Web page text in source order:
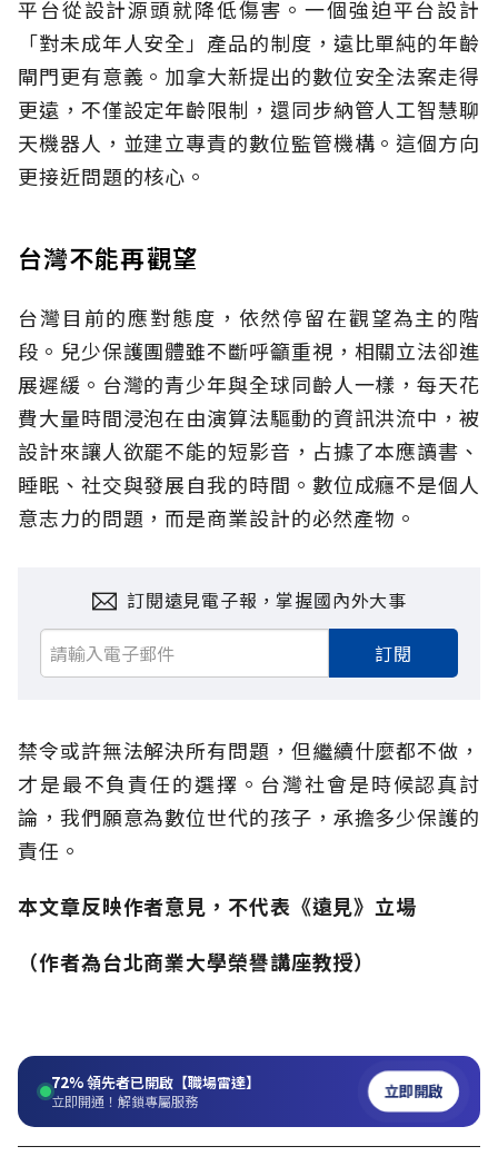
平台從設計源頭就降低傷害。一個強迫平台設計
「對未成年人安全」產品的制度，遠比單純的年齡
閘門更有意義。加拿大新提出的數位安全法案走得
更遠，不僅設定年齡限制，還同步納管人工智慧聊
天機器人，並建立專責的數位監管機構。這個方向
更接近問題的核心。
台灣不能再觀望
台灣目前的應對態度，依然停留在觀望為主的階
段。兒少保護團體雖不斷呼籲重視，相關立法卻進
展遲緩。台灣的青少年與全球同齡人一樣，每天花
費大量時間浸泡在由演算法驅動的資訊洪流中，被
設計來讓人欲罷不能的短影音，占據了本應讀書、
睡眠、社交與發展自我的時間。數位成癮不是個人
意志力的問題，而是商業設計的必然產物。
訂閱遠見電子報，掌握國內外大事
訂閱
禁令或許無法解決所有問題，但繼續什麼都不做，
才是最不負責任的選擇。台灣社會是時候認真討
論，我們願意為數位世代的孩子，承擔多少保護的
責任。
本文章反映作者意見，不代表《遠見》立場
（作者為台北商業大學榮譽講座教授）
72%領先者已開啟【職場雷達】
立即開通！解鎖專屬服務 立即開啟